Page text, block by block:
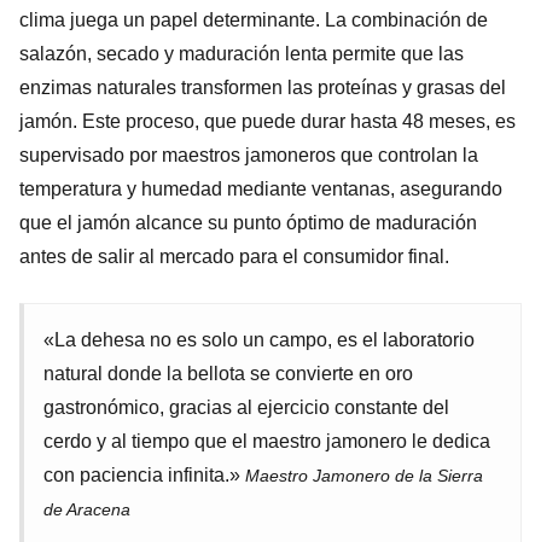
clima juega un papel determinante. La combinación de
salazón, secado y maduración lenta permite que las
enzimas naturales transformen las proteínas y grasas del
jamón. Este proceso, que puede durar hasta 48 meses, es
supervisado por maestros jamoneros que controlan la
temperatura y humedad mediante ventanas, asegurando
que el jamón alcance su punto óptimo de maduración
antes de salir al mercado para el consumidor final.
«La dehesa no es solo un campo, es el laboratorio
natural donde la bellota se convierte en oro
gastronómico, gracias al ejercicio constante del
cerdo y al tiempo que el maestro jamonero le dedica
con paciencia infinita.» Maestro Jamonero de la Sierra
de Aracena